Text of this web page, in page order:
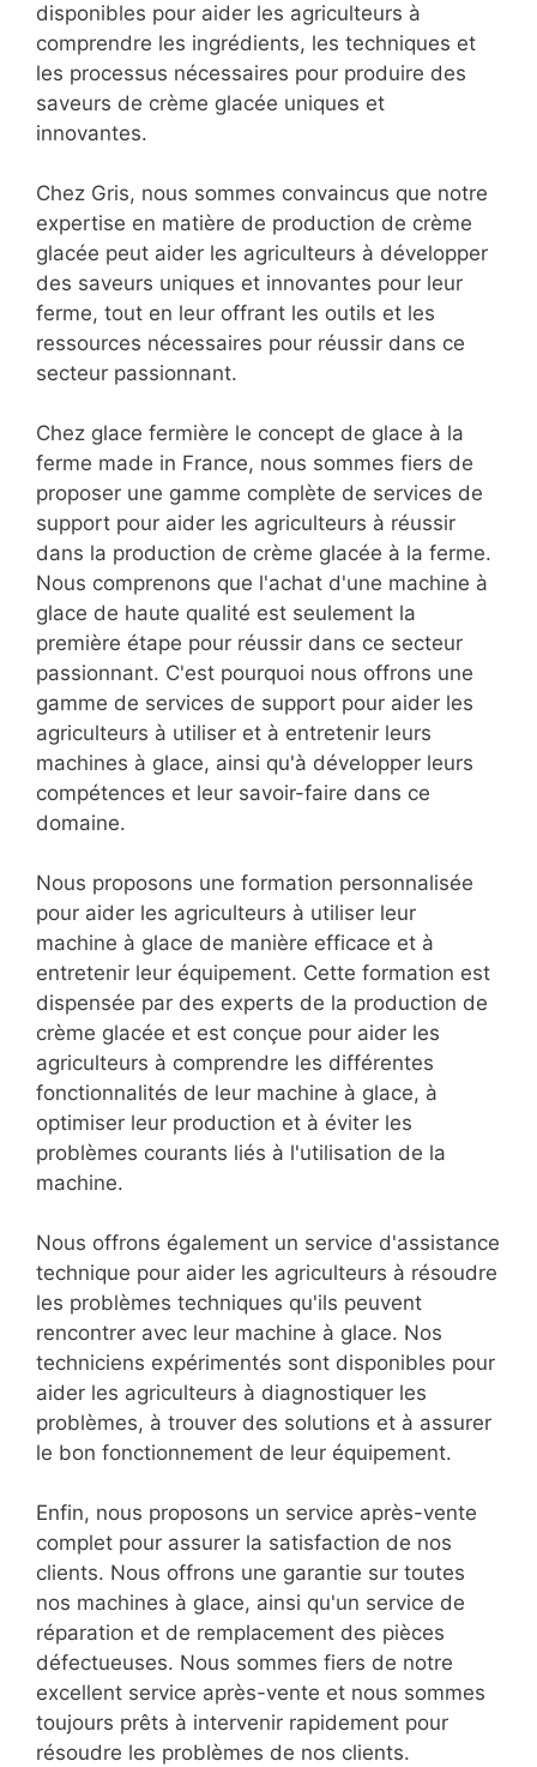
disponibles pour aider les agriculteurs à
comprendre les ingrédients, les techniques et
les processus nécessaires pour produire des
saveurs de crème glacée uniques et
innovantes.
Chez Gris, nous sommes convaincus que notre
expertise en matière de production de crème
glacée peut aider les agriculteurs à développer
des saveurs uniques et innovantes pour leur
ferme, tout en leur offrant les outils et les
ressources nécessaires pour réussir dans ce
secteur passionnant.
Chez glace fermière le concept de glace à la
ferme made in France, nous sommes fiers de
proposer une gamme complète de services de
support pour aider les agriculteurs à réussir
dans la production de crème glacée à la ferme.
Nous comprenons que l'achat d'une machine à
glace de haute qualité est seulement la
première étape pour réussir dans ce secteur
passionnant. C'est pourquoi nous offrons une
gamme de services de support pour aider les
agriculteurs à utiliser et à entretenir leurs
machines à glace, ainsi qu'à développer leurs
compétences et leur savoir-faire dans ce
domaine.
Nous proposons une formation personnalisée
pour aider les agriculteurs à utiliser leur
machine à glace de manière efficace et à
entretenir leur équipement. Cette formation est
dispensée par des experts de la production de
crème glacée et est conçue pour aider les
agriculteurs à comprendre les différentes
fonctionnalités de leur machine à glace, à
optimiser leur production et à éviter les
problèmes courants liés à l'utilisation de la
machine.
Nous offrons également un service d'assistance
technique pour aider les agriculteurs à résoudre
les problèmes techniques qu'ils peuvent
rencontrer avec leur machine à glace. Nos
techniciens expérimentés sont disponibles pour
aider les agriculteurs à diagnostiquer les
problèmes, à trouver des solutions et à assurer
le bon fonctionnement de leur équipement.
Enfin, nous proposons un service après-vente
complet pour assurer la satisfaction de nos
clients. Nous offrons une garantie sur toutes
nos machines à glace, ainsi qu'un service de
réparation et de remplacement des pièces
défectueuses. Nous sommes fiers de notre
excellent service après-vente et nous sommes
toujours prêts à intervenir rapidement pour
résoudre les problèmes de nos clients.